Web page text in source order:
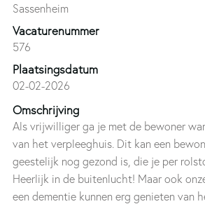
Sassenheim
Vacaturenummer
576
Plaatsingsdatum
02-02-2026
Omschrijving
Als vrijwilliger ga je met de bewoner
van het verpleeghuis. Dit kan een
geestelijk nog gezond is, die je per
Heerlijk in de buitenlucht! Maar ook
een dementie kunnen erg genieten van